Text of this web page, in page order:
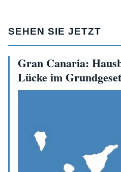
SEHEN SIE JETZT
Gran Canaria:
Lücke im